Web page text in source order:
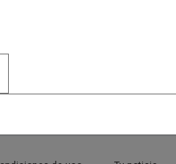
Y CIUDADANOS